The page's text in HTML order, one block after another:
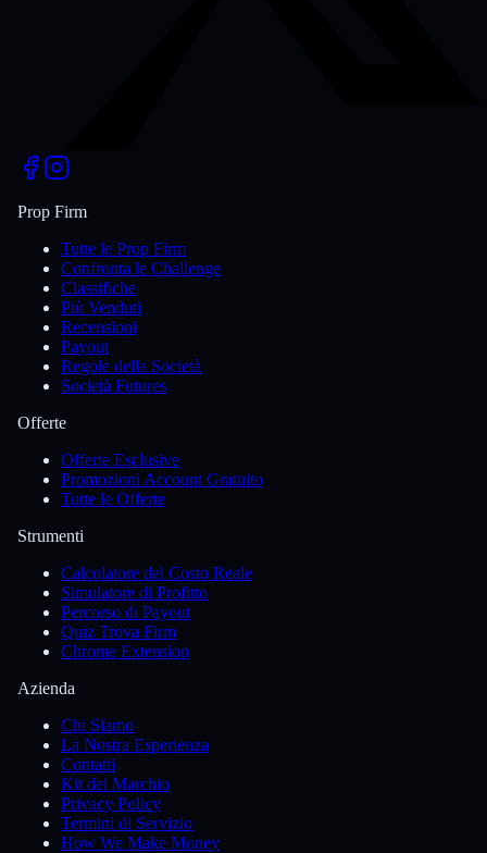
Prop Firm
Tutte le Prop Firm
Confronta le Challenge
Classifiche
Più Venduti
Recensioni
Payout
Regole della Società
Società Futures
Offerte
Offerte Esclusive
Promozioni Account Gratuito
Tutte le Offerte
Strumenti
Calcolatore del Costo Reale
Simulatore di Profitto
Percorso di Payout
Quiz Trova Firm
Chrome Extension
Azienda
Chi Siamo
La Nostra Esperienza
Contatti
Kit del Marchio
Privacy Policy
Termini di Servizio
How We Make Money